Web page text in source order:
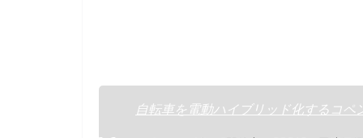
自転車を電動ハイブリッド化するコ